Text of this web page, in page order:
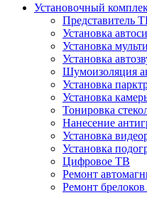
Установочный
Представитель
Установка
Установка
Установка
Шумоизоляция
Установка
Установка
Тонировка
Нанесение
Установка
Установка
Цифровое ТВ
Ремонт
Ремонт